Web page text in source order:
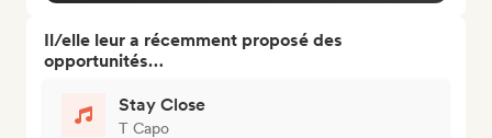
Il/elle leur a récemment proposé des
opportunités…
Stay Close
T Capo